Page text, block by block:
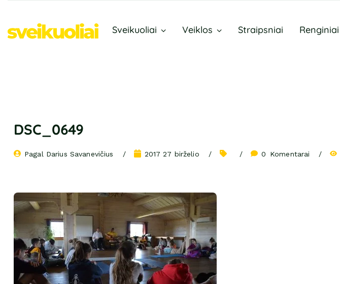
Sveikuoliai Veiklos Straipsniai Renginiai
DSC_0649
Pagal Darius Savanevičius 2017 27 birželio 0 Komentarai